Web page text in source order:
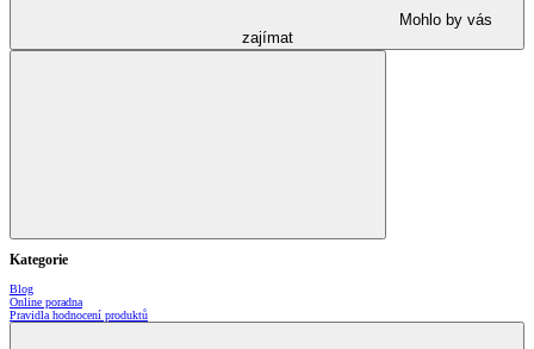
Mohlo by vás
zajímat
Kategorie
Blog
Online poradna
Pravidla hodnocení produktů